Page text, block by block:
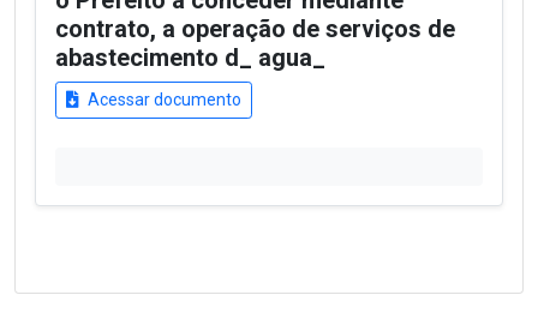
contrato, a operação de serviços de
abastecimento d_ agua_
Acessar documento